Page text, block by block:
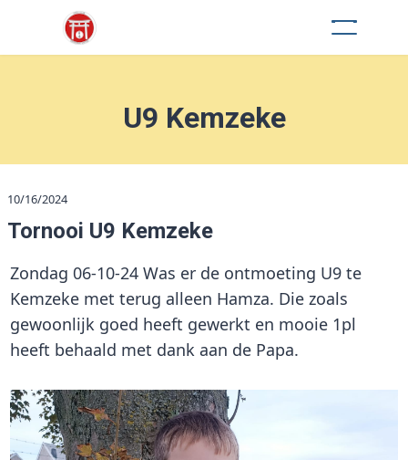
U9 Kemzeke
10/16/2024
Tornooi U9 Kemzeke
Zondag 06-10-24 Was er de ontmoeting U9 te
Kemzeke met terug alleen Hamza. Die zoals
gewoonlijk goed heeft gewerkt en mooie 1pl
heeft behaald met dank aan de Papa.